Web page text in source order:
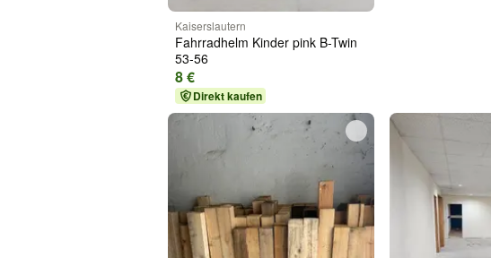
Kaiserslautern
Fahrradhelm Kinder pink B-Twin
53-56
8 €
Direkt kaufen